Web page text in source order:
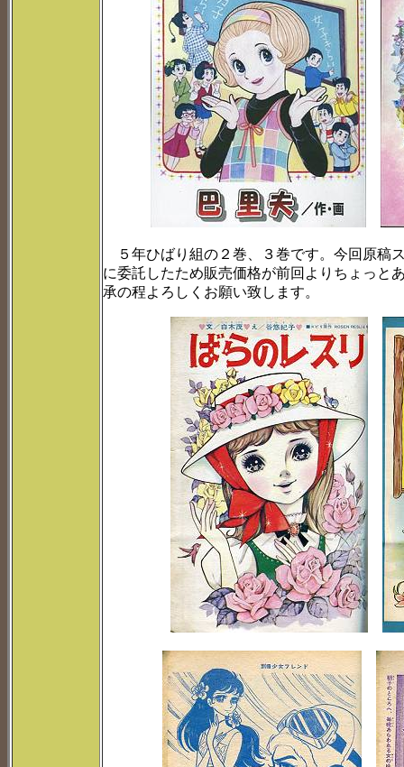
５年ひばり組の２巻、３巻です。今回原稿
に委託したため販売価格が前回よりちょっと
承の程よろしくお願い致します。